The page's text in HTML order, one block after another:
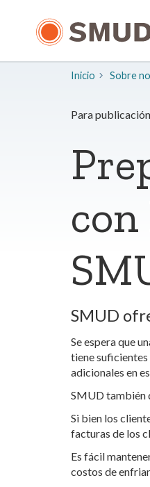
contenido
Inicio Sobre
Para
SMUD
Se espera que
tiene suficientes
adicionales en
SMUD también
Si bien los
facturas de los
Es fácil
costos de